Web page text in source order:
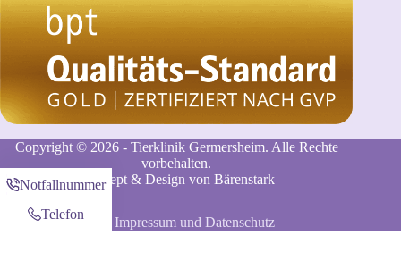
Copyright © 2026 - Tierklinik Germersheim. Alle Rechte
vorbehalten.
Konzept & Design von Bärenstark
Impressum und Datenschutz
Notfallnummer
Telefon